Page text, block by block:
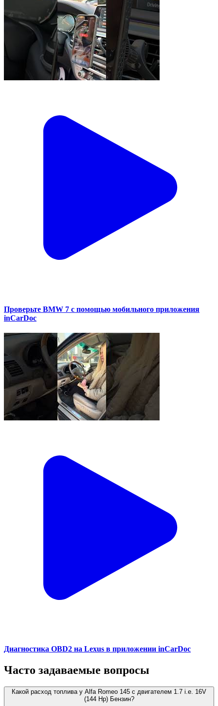
Проверьте BMW 7 с помощью мобильного приложения
inCarDoc
Диагностика OBD2 на Lexus в приложении inCarDoc
Часто задаваемые вопросы
Какой расход топлива у Alfa Romeo 145 с двигателем 1.7 i.e. 16V
(144 Hp) Бензин?